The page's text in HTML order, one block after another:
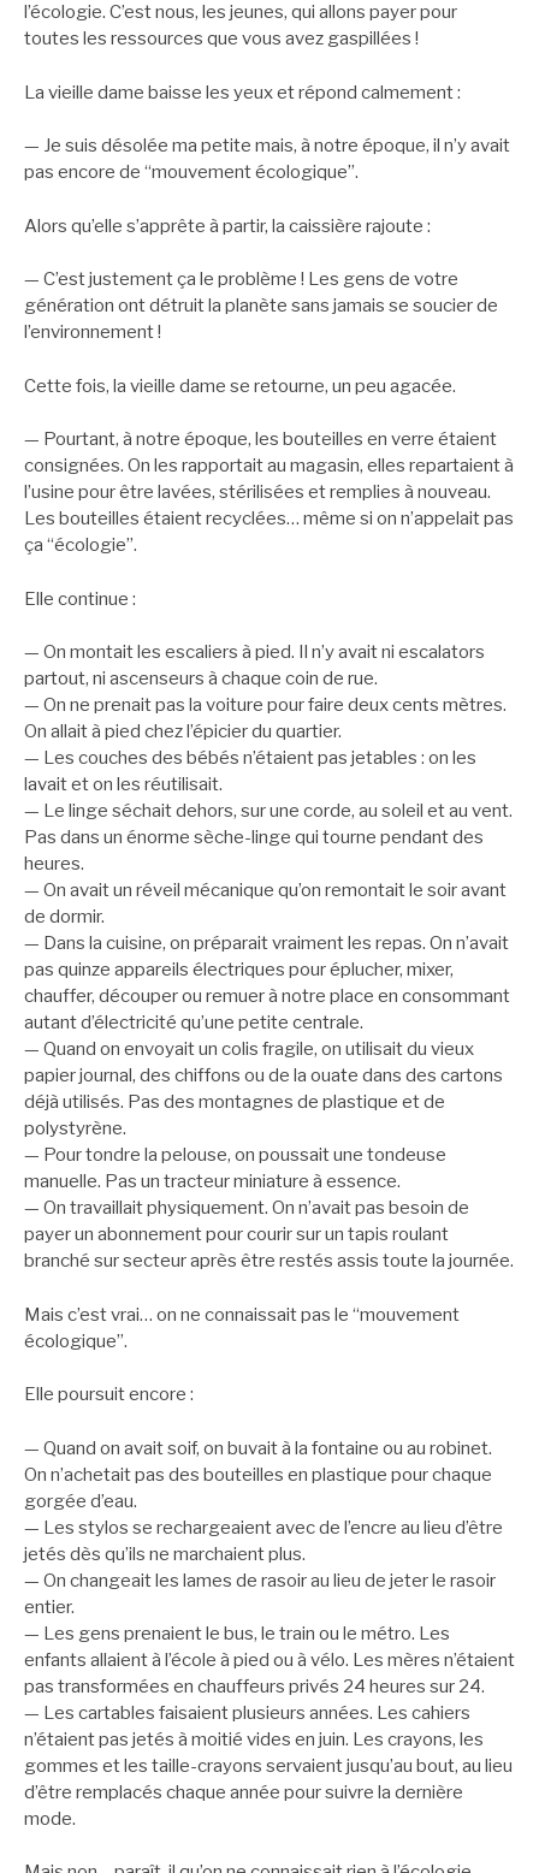
l’écologie. C’est nous, les jeunes, qui allons payer pour
toutes les ressources que vous avez gaspillées !
La vieille dame baisse les yeux et répond calmement :
— Je suis désolée ma petite mais, à notre époque, il n’y avait
pas encore de “mouvement écologique”.
Alors qu’elle s’apprête à partir, la caissière rajoute :
— C’est justement ça le problème ! Les gens de votre
génération ont détruit la planète sans jamais se soucier de
l’environnement !
Cette fois, la vieille dame se retourne, un peu agacée.
— Pourtant, à notre époque, les bouteilles en verre étaient
consignées. On les rapportait au magasin, elles repartaient à
l’usine pour être lavées, stérilisées et remplies à nouveau.
Les bouteilles étaient recyclées… même si on n’appelait pas
ça “écologie”.
Elle continue :
— On montait les escaliers à pied. Il n’y avait ni escalators
partout, ni ascenseurs à chaque coin de rue.
— On ne prenait pas la voiture pour faire deux cents mètres.
On allait à pied chez l’épicier du quartier.
— Les couches des bébés n’étaient pas jetables : on les
lavait et on les réutilisait.
— Le linge séchait dehors, sur une corde, au soleil et au vent.
Pas dans un énorme sèche-linge qui tourne pendant des
heures.
— On avait un réveil mécanique qu’on remontait le soir avant
de dormir.
— Dans la cuisine, on préparait vraiment les repas. On n’avait
pas quinze appareils électriques pour éplucher, mixer,
chauffer, découper ou remuer à notre place en consommant
autant d’électricité qu’une petite centrale.
— Quand on envoyait un colis fragile, on utilisait du vieux
papier journal, des chiffons ou de la ouate dans des cartons
déjà utilisés. Pas des montagnes de plastique et de
polystyrène.
— Pour tondre la pelouse, on poussait une tondeuse
manuelle. Pas un tracteur miniature à essence.
— On travaillait physiquement. On n’avait pas besoin de
payer un abonnement pour courir sur un tapis roulant
branché sur secteur après être restés assis toute la journée.
Mais c’est vrai… on ne connaissait pas le “mouvement
écologique”.
Elle poursuit encore :
— Quand on avait soif, on buvait à la fontaine ou au robinet.
On n’achetait pas des bouteilles en plastique pour chaque
gorgée d’eau.
— Les stylos se rechargeaient avec de l’encre au lieu d’être
jetés dès qu’ils ne marchaient plus.
— On changeait les lames de rasoir au lieu de jeter le rasoir
entier.
— Les gens prenaient le bus, le train ou le métro. Les
enfants allaient à l’école à pied ou à vélo. Les mères n’étaient
pas transformées en chauffeurs privés 24 heures sur 24.
— Les cartables faisaient plusieurs années. Les cahiers
n’étaient pas jetés à moitié vides en juin. Les crayons, les
gommes et les taille-crayons servaient jusqu’au bout, au lieu
d’être remplacés chaque année pour suivre la dernière
mode.